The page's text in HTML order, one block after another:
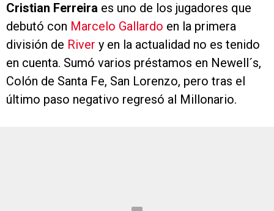
Cristian Ferreira es uno de los jugadores que
debutó con Marcelo Gallardo en la primera
división de River y en la actualidad no es tenido
en cuenta. Sumó varios préstamos en Newell´s,
Colón de Santa Fe, San Lorenzo, pero tras el
último paso negativo regresó al Millonario.